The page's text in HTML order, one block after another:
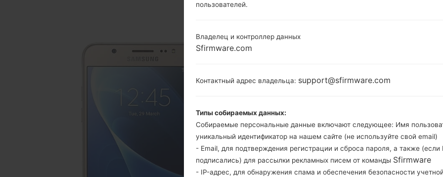
ОФИЦИАЛЬНАЯ ПРОШИВКА
Главная → Galaxy J7 2016
Загрузите последнее обновление прошивки
проверить, соответствует ли номер модели
Код прошивки TTT для TRINIDAD AND
J710MNUBS4CSL1 и версия CSC
Версия операционной системы данной
пользователей.
Владелец и контроллер данных
Sfirmware.com
Контактный адрес владельца: support@sfirmware.com
Типы собираемых данных:
Собираемые персональные данные включают следующее: Имя
уникальный идентификатор на нашем сайте (не используйте свой email)
- Email, для подтверждения регистрации и сброса пароля, а также (если
подписались) для рассылки рекламных писем от команды Sfirmware
- IP-адрес, для обнаружения спама и обеспечения безопасности учетной